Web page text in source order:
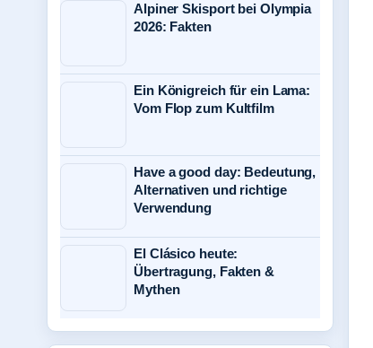
Alpiner Skisport bei Olympia
2026: Fakten
Ein Königreich für ein Lama:
Vom Flop zum Kultfilm
Have a good day: Bedeutung,
Alternativen und richtige
Verwendung
El Clásico heute:
Übertragung, Fakten &
Mythen